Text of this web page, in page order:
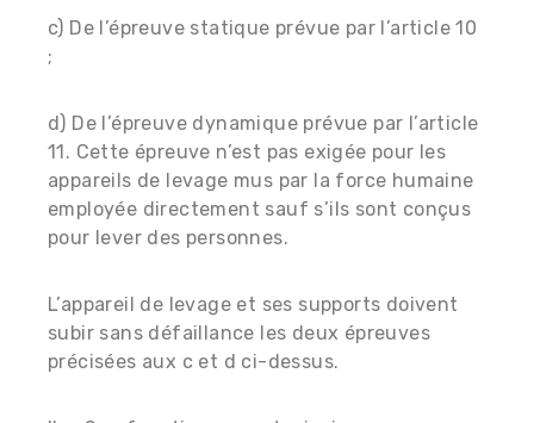
c) De l’épreuve statique prévue par l’article 10
;
d) De l’épreuve dynamique prévue par l’article
11. Cette épreuve n’est pas exigée pour les
appareils de levage mus par la force humaine
employée directement sauf s’ils sont conçus
pour lever des personnes.
L’appareil de levage et ses supports doivent
subir sans défaillance les deux épreuves
précisées aux c et d ci-dessus.